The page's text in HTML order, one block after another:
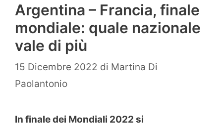
Argentina – Francia, finale
mondiale: quale nazionale
vale di più
15 Dicembre 2022 di Martina Di
Paolantonio
In finale dei Mondiali 2022 si